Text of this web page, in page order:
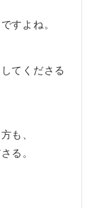
すよね。
てくださる
も、
る。